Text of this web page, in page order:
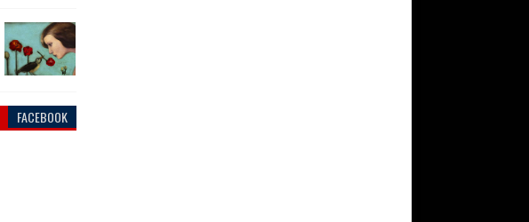
FACEBOOK